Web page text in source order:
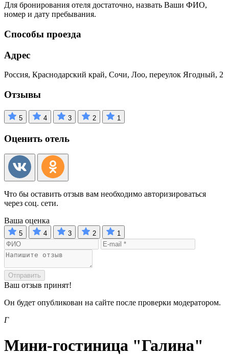
Для бронирования отеля достаточно, назвать Ваши ФИО,
номер и дату пребывания.
Способы проезда
Адрес
Россия, Краснодарский край, Сочи, Лоо, переулок Ягодный, 2
Отзывы
5 4 3 2 1
Оценить отель
Что бы оставить отзыв вам необходимо авторизироваться
через соц. сети.
Ваша оценка
5 4 3 2 1
Отправить
Ваш отзыв принят!
Он будет опубликован на сайте после проверки модератором.
Г
Мини-гостиница "Галина"